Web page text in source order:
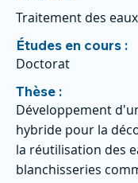
Traitement des
Études en cours :
Doctorat
Thèse :
Développement
hybride pour la
la réutilisation des
blanchisseries